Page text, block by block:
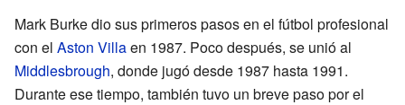
Mark Burke dio sus primeros pasos en el fútbol profesional
con el Aston Villaen 1987. Poco después, se unió al
Middlesbrough, donde jugó desde 1987 hasta 1991.
Durante ese tiempo, también tuvo un breve paso por el